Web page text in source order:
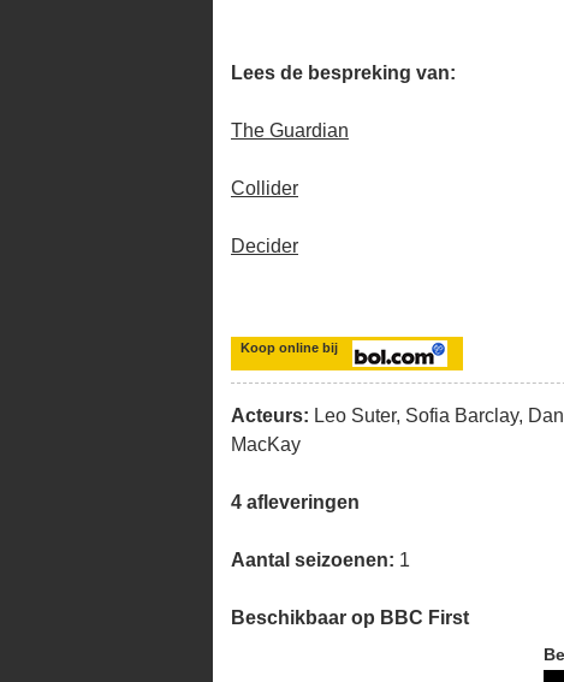
Lees de bespreking van:
The Guardian
Collider
Decider
Koop online bij
Acteurs: Leo Suter, Sofia Barclay,
MacKay
4 afleveringen
Aantal seizoenen: 1
Beschikbaar op BBC First